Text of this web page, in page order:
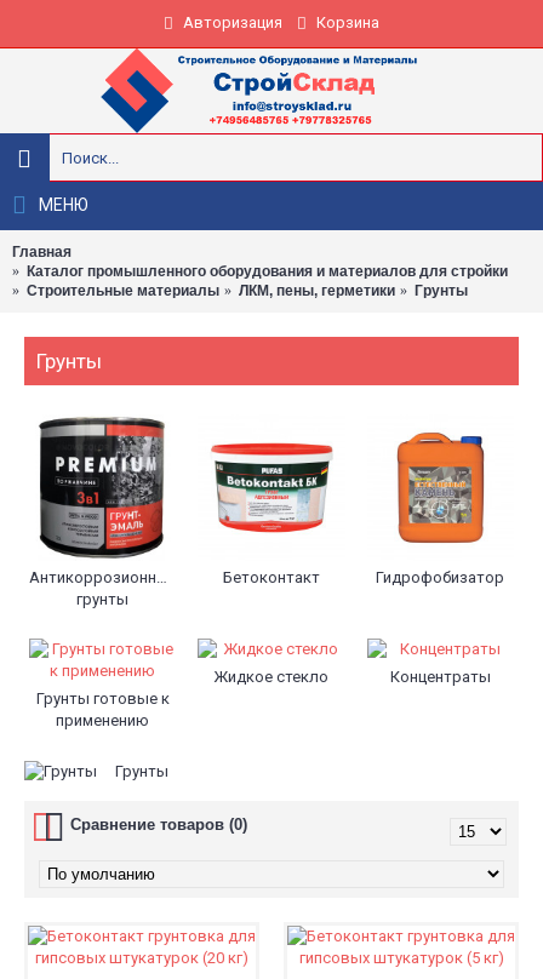
Авторизация Корзина
МЕНЮ
Главная
Каталог промышленного оборудования и материалов для стройки
Строительные материалы
ЛКМ, пены, герметики Грунты
Грунты
Антикоррозионные
грунты
Бетоконтакт Гидрофобизатор
Грунты готовые к
применению
Жидкое стекло Концентраты
Грунты
Сравнение товаров (0)